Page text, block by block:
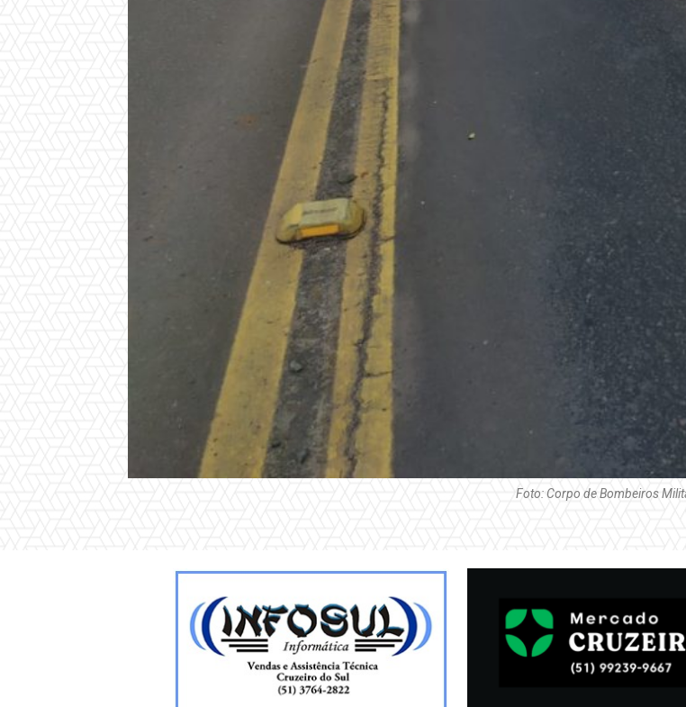
Foto: Corpo de Bombeiros